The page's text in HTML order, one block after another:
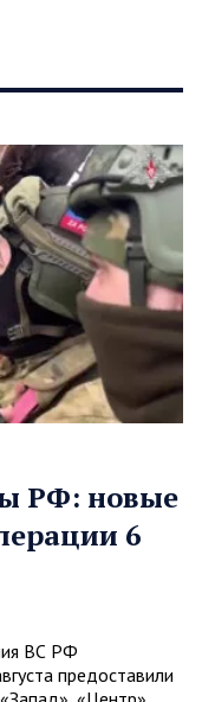
РФ: новые
6
ВС РФ
предоставили